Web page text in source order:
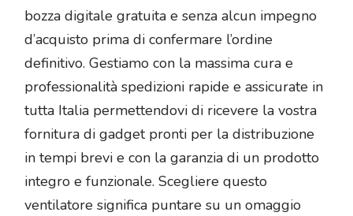
bozza digitale gratuita e senza alcun impegno
d’acquisto prima di confermare l’ordine
definitivo. Gestiamo con la massima cura e
professionalità spedizioni rapide e assicurate in
tutta Italia permettendovi di ricevere la vostra
fornitura di gadget pronti per la distribuzione
in tempi brevi e con la garanzia di un prodotto
integro e funzionale. Scegliere questo
ventilatore significa puntare su un omaggio